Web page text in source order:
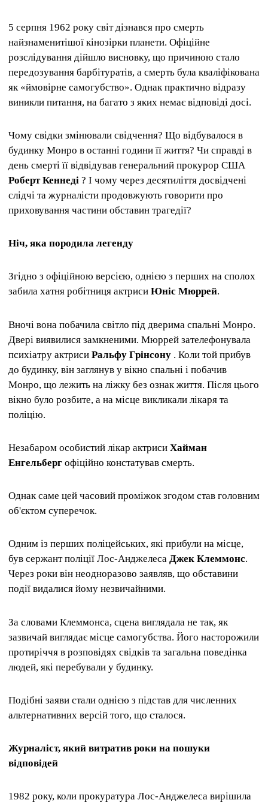
5 серпня 1962 року світ дізнався про смерть
найзнаменитішої кінозірки планети. Офіційне
розслідування дійшло висновку, що причиною стало
передозування барбітуратів, а смерть була кваліфікована
як «ймовірне самогубство». Однак практично відразу
виникли питання, на багато з яких немає відповіді досі.
Чому свідки змінювали свідчення? Що відбувалося в
будинку Монро в останні години її життя? Чи справді в
день смерті її відвідував генеральний прокурор США
Роберт Кеннеді ? І чому через десятиліття досвідчені
слідчі та журналісти продовжують говорити про
приховування частини обставин трагедії?
Ніч, яка породила легенду
Згідно з офіційною версією, однією з перших на сполох
забила хатня робітниця актриси Юніс Мюррей.
Вночі вона побачила світло під дверима спальні Монро.
Двері виявилися замкненими. Мюррей зателефонувала
психіатру актриси Ральфу Грінсону . Коли той прибув
до будинку, він заглянув у вікно спальні і побачив
Монро, що лежить на ліжку без ознак життя. Після цього
вікно було розбите, а на місце викликали лікаря та
поліцію.
Незабаром особистий лікар актриси Хайман
Енгельберг офіційно констатував смерть.
Однак саме цей часовий проміжок згодом став головним
об'єктом суперечок.
Одним із перших поліцейських, які прибули на місце,
був сержант поліції Лос-Анджелеса Джек Клеммонс.
Через роки він неодноразово заявляв, що обставини
події видалися йому незвичайними.
За словами Клеммонса, сцена виглядала не так, як
зазвичай виглядає місце самогубства. Його насторожили
протиріччя в розповідях свідків та загальна поведінка
людей, які перебували у будинку.
Подібні заяви стали однією з підстав для численних
альтернативних версій того, що сталося.
Журналіст, який витратив роки на пошуки
відповідей
1982 року, коли прокуратура Лос-Анджелеса вирішила